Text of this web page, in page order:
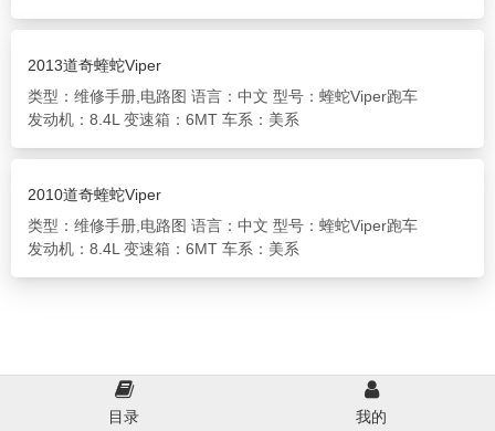
2013道奇蝰蛇Viper
类型：维修手册,电路图 语言：中文 型号：蝰蛇Viper跑车
发动机：8.4L 变速箱：6MT 车系：美系
2010道奇蝰蛇Viper
类型：维修手册,电路图 语言：中文 型号：蝰蛇Viper跑车
发动机：8.4L 变速箱：6MT 车系：美系
目录 我的